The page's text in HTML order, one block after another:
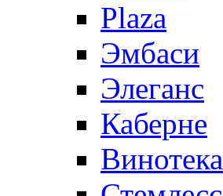
Plaza
Эмбаси
Элеганс
Каберне
Винотека